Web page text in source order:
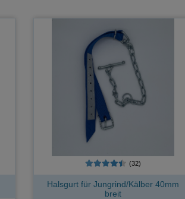
(32)
Halsgurt für Jungrind/Kälber 40mm
breit